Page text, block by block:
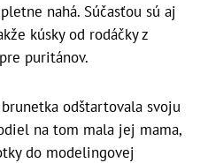
nahá. Súčasťou sú aj
kúsky od rodáčky z
puritánov.
odštartovala svoju
na tom mala jej mama,
do modelingovej